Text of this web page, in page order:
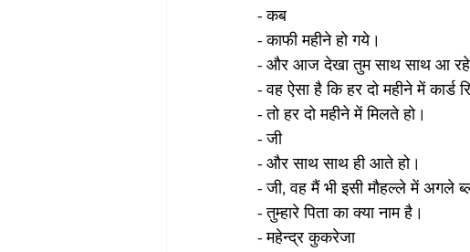
- कब
- काफी महीने हो गये।
- और आज देखा तुम साथ साथ आ
- वह ऐसा है कि हर दो महीने में कार्ड
- तो हर दो महीने में मिलते हो।
- जी
- और साथ साथ ही आते हो।
- जी, वह मैं भी इसी मौहल्ले में अगले
- तुम्हारे पिता का क्या नाम है।
- महेन्द्र कुकरेजा